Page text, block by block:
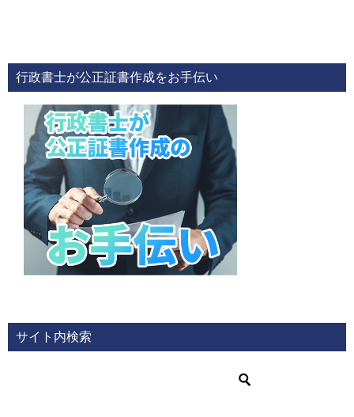
行政書士が公正証書作成をお手伝い
サイト内検索